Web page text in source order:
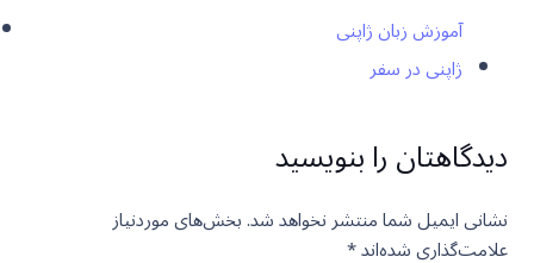
آموزش زبان ژاپنی
ژاپنی در سفر
دیدگاهتان را بنویسید
نشانی ایمیل شما منتشر نخواهد شد.بخش‌های موردنیاز
علامت‌گذاری شده‌اند*